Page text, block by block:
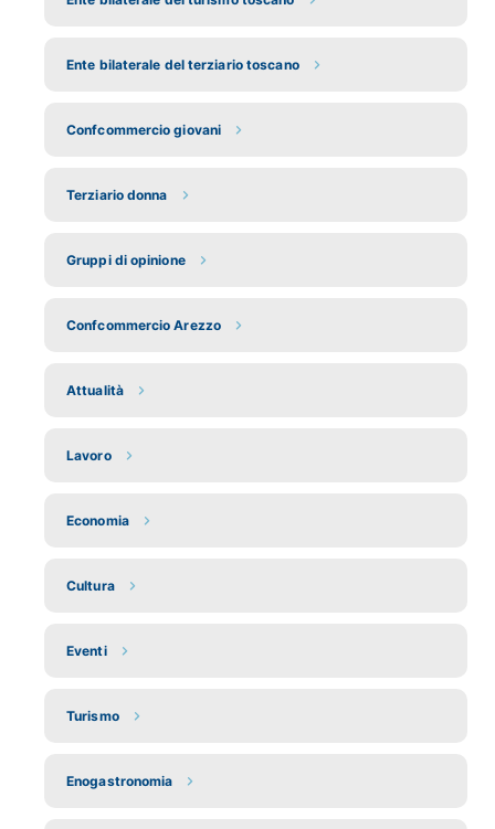
Ente bilaterale del terziario toscano
Confcommercio giovani
Terziario donna
Gruppi di opinione
Confcommercio Arezzo
Attualità
Lavoro
Economia
Cultura
Eventi
Turismo
Enogastronomia